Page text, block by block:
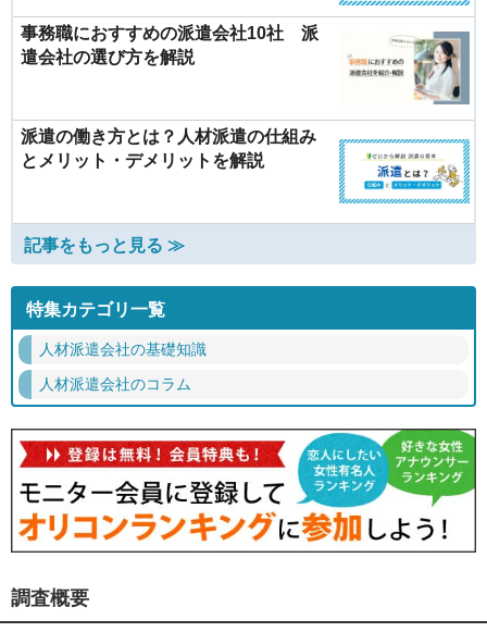
事務職におすすめの派遣会社10社 派
遣会社の選び方を解説
派遣の働き方とは？人材派遣の仕組み
とメリット・デメリットを解説
記事をもっと見る ≫
特集カテゴリ一覧
人材派遣会社の基礎知識
人材派遣会社のコラム
調査概要